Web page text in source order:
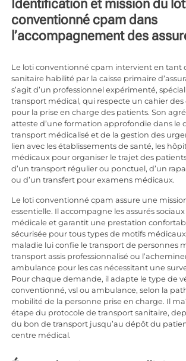
Identification et mission du
conventionné cpam dans
l’accompagnement des
Le loti conventionné cpam intervient en tant
sanitaire habilité par la caisse primaire
s’agit d’un professionnel expérimenté,
transport médical, qui respecte un cahier des
pour la prise en charge des patients. Son
atteste d’une formation approfondie dans le
transport médicalisé et de la gestion des
lien avec les établissements de santé, les
médicaux pour organiser le trajet des patients,
d’un transport régulier ou ponctuel, d’un
ou d’un transfert pour examens médicaux.
Le loti conventionné cpam assure une
essentielle. Il accompagne les assurés
médicale et garantit une prestation
sécurisée pour tous types de motifs
maladie lui confie le transport de personnes
transport assis professionnalisé ou
ambulance pour les cas nécessitant une
Pour chaque demande, il adapte le type de
conventionné, vsl ou ambulance, selon la
mobilité de la personne prise en charge. Il
étape du protocole de transport sanitaire,
du bon de transport jusqu’au dépôt du
centre médical.